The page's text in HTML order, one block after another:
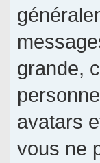
grande,
avatars
vous ne